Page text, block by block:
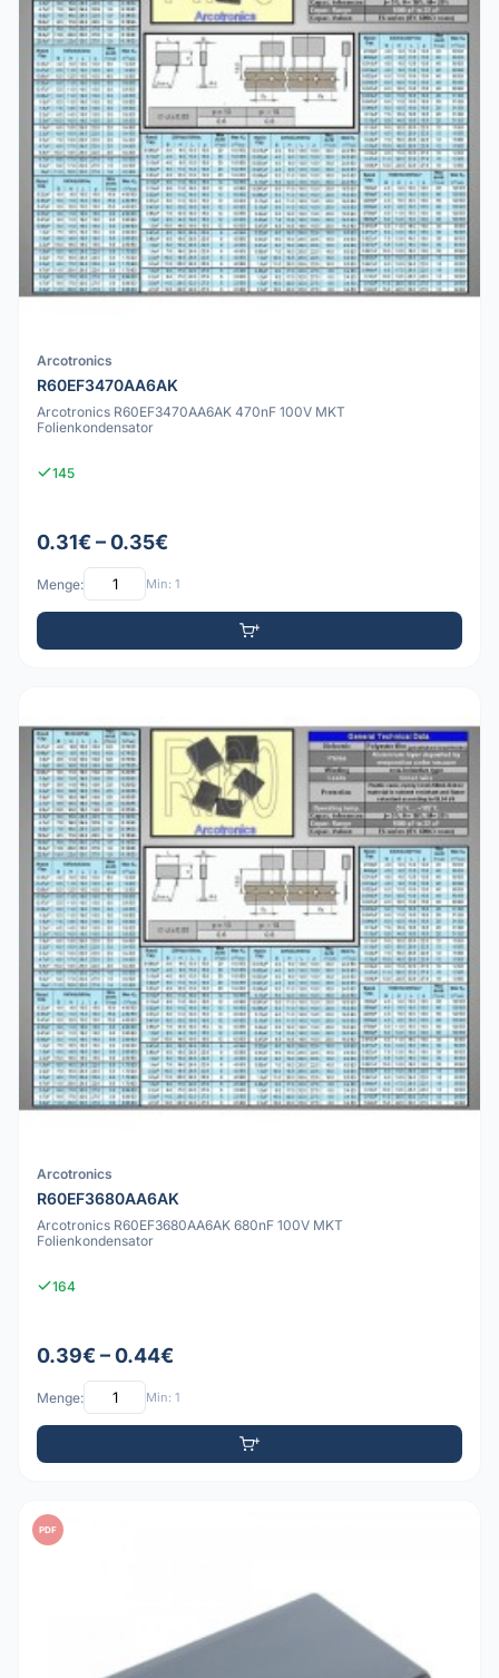
Arcotronics
R60EF3470AA6AK
Arcotronics R60EF3470AA6AK 470nF 100V MKT
Folienkondensator
145
0.31€ – 0.35€
Menge: Min: 1
Arcotronics
R60EF3680AA6AK
Arcotronics R60EF3680AA6AK 680nF 100V MKT
Folienkondensator
164
0.39€ – 0.44€
Menge: Min: 1
PDF